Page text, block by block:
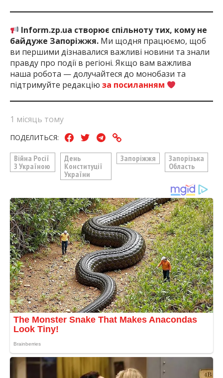
Inform.zp.ua створює спільноту тих, кому не
байдуже Запоріжжя. Ми щодня працюємо, щоб
ви першими дізнавалися важливі новини та знали
правду про події в регіоні. Якщо вам важлива
наша робота — долучайтеся до монобази та
підтримуйте редакцію за посиланням
1 місяць тому
ПОДЕЛИТЬСЯ:
Війна Росії
З Україною
День
Конституції
України
Запоріжжя
Запорізька
Область